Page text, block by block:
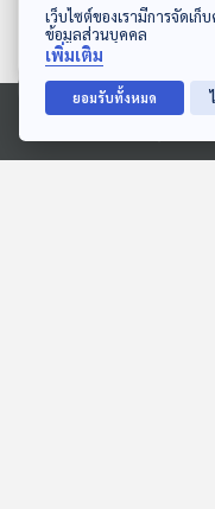
ดาวน์โหลด Thai PBS Podcast
Ⓒ 2020 องค์การกระจายเสียงและแพร่ภ
หลบมุมอ่าน
เว็บไซต์ของเรามีการจัดเ
ข้อมูลส่วนบุคคล
เพิ่มเติม
ยอมรับทั้งหมด